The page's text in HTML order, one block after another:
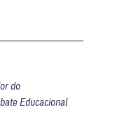
do
Educacional